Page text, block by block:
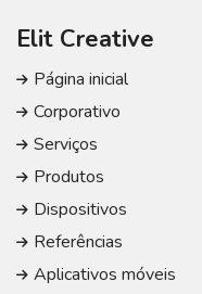
Elit Creative
Página inicial
Corporativo
Serviços
Produtos
Dispositivos
Referências
Aplicativos móveis